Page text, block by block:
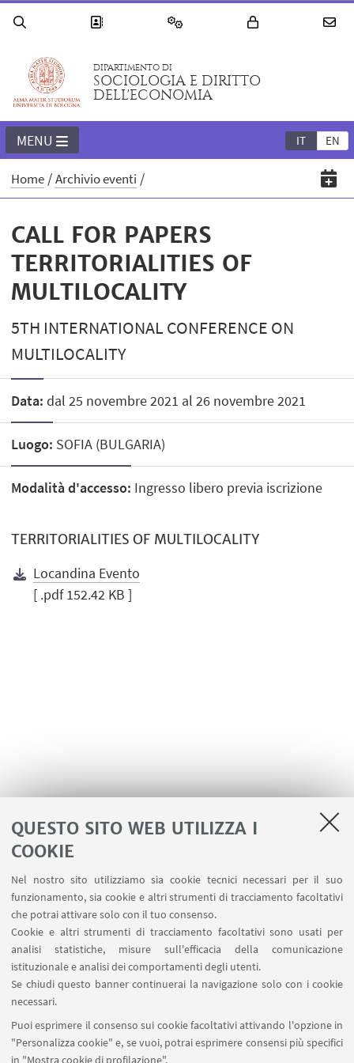
QUESTO SITO WEB UTILIZZA I
COOKIE
Nel nostro sito utilizziamo sia cookie tecnici necessari per il suo
funzionamento, sia cookie e altri strumenti di tracciamento facoltativi
che potrai attivare solo con il tuo consenso.
Cookie e altri strumenti di tracciamento facoltativi sono usati per
analisi statistiche, misure sull'efficacia della comunicazione
istituzionale e analisi dei comportamenti degli utenti.
Se chiudi questo banner continuerai la navigazione solo con i cookie
necessari.
Puoi esprimere il consenso sui cookie facoltativi attivando l'opzione in
"Personalizza cookie" e, se vuoi, potrai esprimere consensi più specifici
in "Mostra cookie di profilazione".
DIPARTIMENTO DI
SOCIOLOGIA E DIRITTO
DELL'ECONOMIA
IT EN
MENU
Home Archivio eventi
CALL FOR PAPERS
TERRITORIALITIES OF
MULTILOCALITY
5TH INTERNATIONAL CONFERENCE ON
MULTILOCALITY
Data: dal 25 novembre 2021 al 26 novembre 2021
Luogo: SOFIA (BULGARIA)
Modalità d'accesso: Ingresso libero previa iscrizione
TERRITORIALITIES OF MULTILOCALITY
Locandina Evento
[ .pdf 152.42 KB ]
Contatti
Area riservata
SEGUI IL DIPARTIMENTO SU:
SEGUI UNIBO SU: